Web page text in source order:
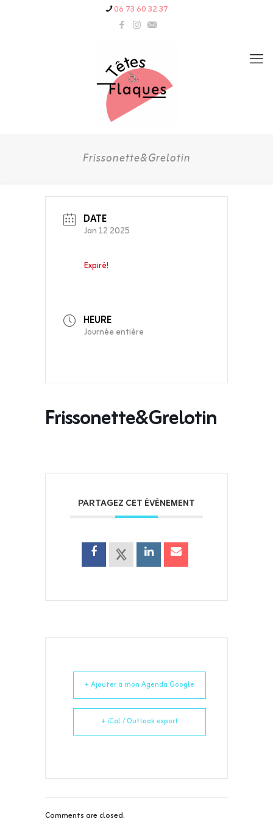
06 73 60 32 37
Frissonette&Grelotin
DATE
Jan 12 2025
Expiré!
HEURE
Journée entière
Frissonette&Grelotin
PARTAGEZ CET ÉVÉNEMENT
+ Ajouter à mon Agenda Google
+ iCal / Outlook export
Comments are closed.